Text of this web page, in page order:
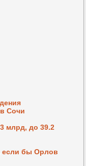
Сочи
млрд, до 39.2
если бы Орлов